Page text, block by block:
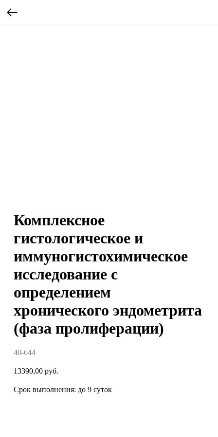
Комплексное
гистологическое и
иммуногистохимическое
исследование с
определением
хронического эндометрита
(фаза пролиферации)
40-644
13390,00 руб.
Срок выполнения: до 9 суток